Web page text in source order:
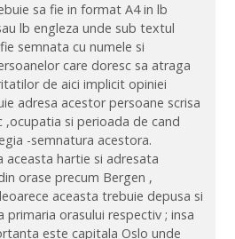
sa fie in format A4 in lb
lb engleza unde sub textul
semnata cu numele si
care doresc sa atraga
de aici implicit opiniei
adresa acestor persoane scrisa
,ocupatia si perioada de cand
-semnatura acestora.
aceasta hartie si adresata
orase precum Bergen ,
aceasta trebuie depusa si
primaria orasului respectiv ; insa
este capitala Oslo unde